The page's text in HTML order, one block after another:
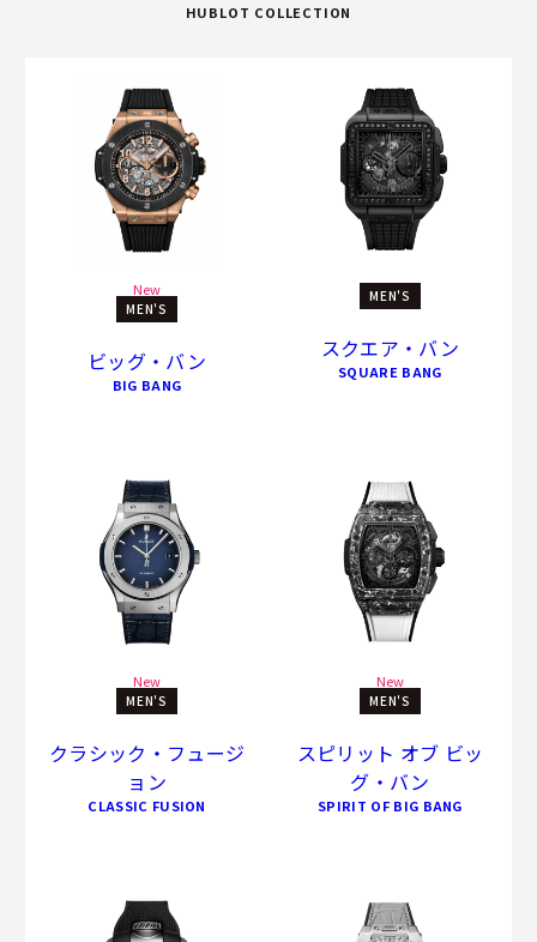
HUBLOT COLLECTION
New
MEN'S
ビッグ・バン
BIG BANG
MEN'S
スクエア・バン
SQUARE BANG
New
MEN'S
クラシック・フュージ
ョン
CLASSIC FUSION
New
MEN'S
スピリット オブ ビッ
グ・バン
SPIRIT OF BIG BANG